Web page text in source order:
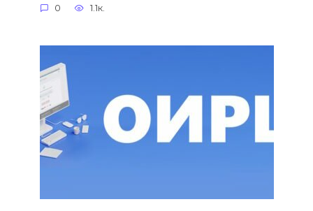
0 1.1к.